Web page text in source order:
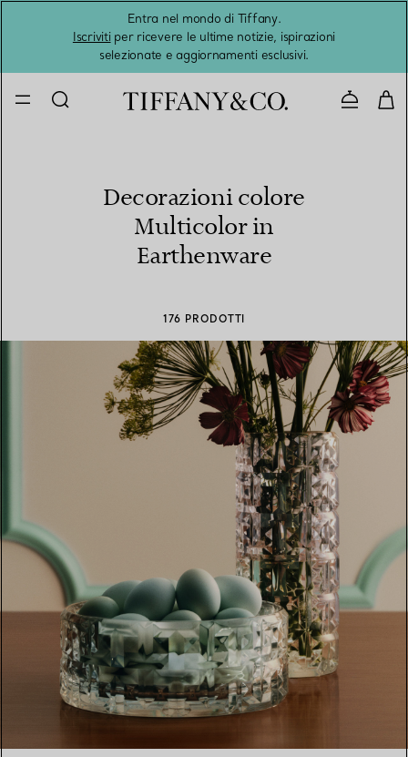
Entra nel mondo di Tiffany.
Iscrivitiper ricevere le ultime notizie, ispirazioni
selezionate e aggiornamenti esclusivi.
Decorazioni colore
Multicolor in
Earthenware
176 PRODOTTI